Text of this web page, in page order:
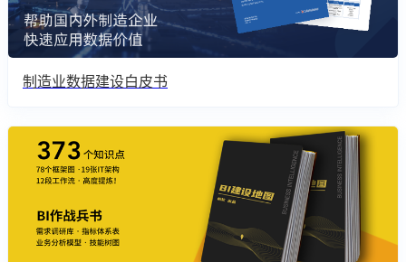
制造业数据建设白皮书